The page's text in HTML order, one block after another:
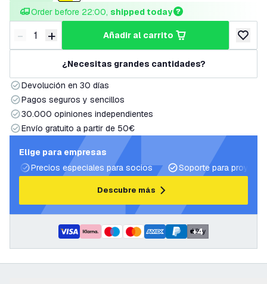
Order before 22:00, shipped today
Disminuir cantidad
- Aumentar cantidad
+ añadir al carrito
añadir
¿Necesitas grandes cantidades?
Devolución en 30 días
Pagos seguros y sencillos
30.000 opiniones independientes
Envío gratuito a partir de 50€
Elige para empresas
Precios especiales para socios
Soporte para
Descubre más
+4